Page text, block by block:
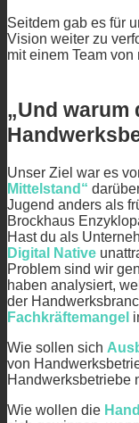
Seitdem gab es für
Vision weiter zu
mit einem Team
„Und warum
Unser Ziel war es
Mittelstand“
Jugend anders als
Brockhaus
Hast du als
Digital Native
Problem sind wir
haben analysiert,
der
Fachkräftemangel
Wie sollen sich
von
Handwerksbetriebe
Wie wollen die